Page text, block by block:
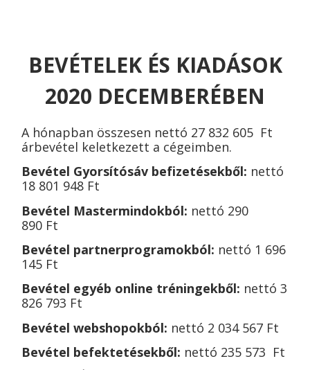
BEVÉTELEK ÉS KIADÁSOK
2020 DECEMBERÉBEN
A hónapban összesen nettó 27 832 605 Ft
árbevétel keletkezett a cégeimben.
Bevétel Gyorsítósáv befizetésekből: nettó
18 801 948 Ft
Bevétel Mastermindokból: nettó 290
890 Ft
Bevétel partnerprogramokból: nettó 1 696
145 Ft
Bevétel egyéb online tréningekből: nettó 3
826 793 Ft
Bevétel webshopokból: nettó 2 034 567 Ft
Bevétel befektetésekből: nettó 235 573 Ft